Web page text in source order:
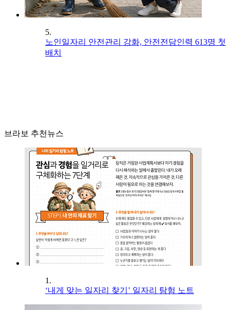
5.
노인일자리 안전관리 강화, 안전전담인력 613명 첫
배치
브라보 추천뉴스
1.
‘내게 맞는 일자리 찾기’ 일자리 탐험 노트